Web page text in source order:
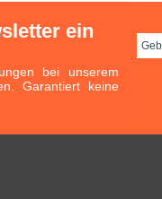
ein
bei unserem
Garantiert keine